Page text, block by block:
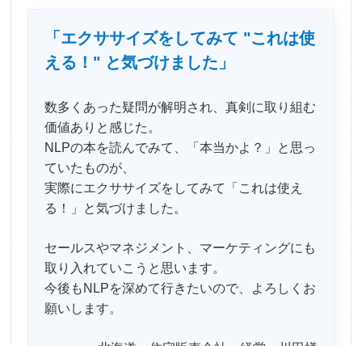
「エクササイズをしてみて "これは使
える！" と気づけました」
数多くあった疑問が解明され、真剣に取り組む
価値ありと感じた。
NLPの本を読んでみて、「本当かよ？」と思っ
ていたものが、
実際にエクササイズをしてみて「これは使え
る！」と気づけました。
セールスやマネジメント、マーケティングにも
取り入れていこうと思います。
今後もNLPを深めて行きたいので、よろしくお
願いします。